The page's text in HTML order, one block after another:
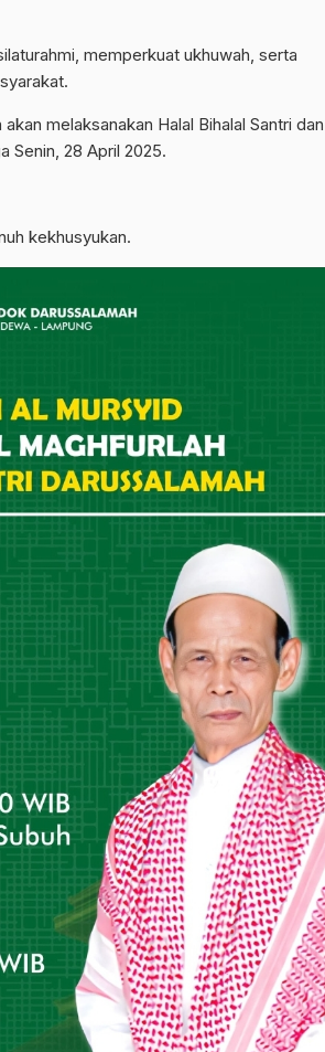
memperkuat ukhuwah, serta
melaksanakan Halal Bihalal Santri dan
Senin, 28 April 2025.
kekhusyukan.